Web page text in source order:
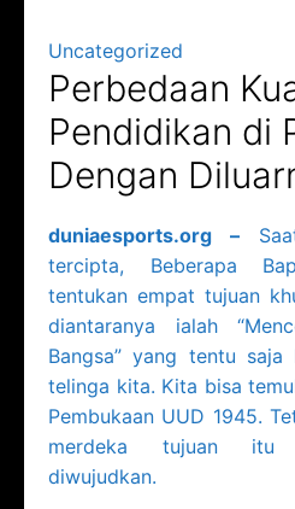
Uncategorized
Perbedaan
Pendidikan di
Dengan
duniaesports.org –
tercipta, Beberapa
tentukan empat tujuan
diantaranya ialah
Bangsa” yang tentu
telinga kita. Kita bisa
Pembukaan UUD 1945.
merdeka tujuan itu
diwujudkan.